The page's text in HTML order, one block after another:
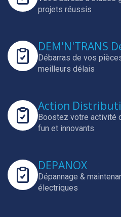
projets réussis
DEM'N'TRANS
Débarras de vos
meilleurs délais
Action
Boostez votre activité
fun et innovants
DEPANOX
Dépannage &
électriques